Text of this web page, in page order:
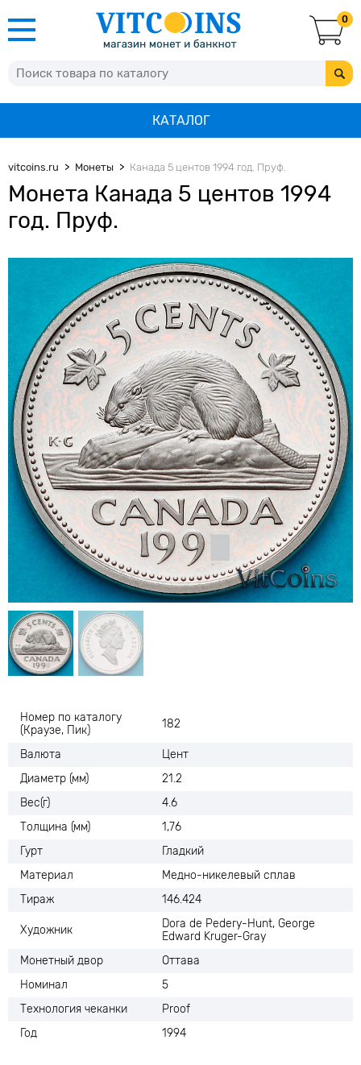
0
КАТАЛОГ
vitcoins.ru Монеты Канада 5 центов 1994 год. Пруф.
Монета Канада 5 центов 1994
год. Пруф.
Номер по каталогу
(Краузе, Пик)
182
Валюта
Цент
Диаметр (мм)
21.2
Вес(г)
4.6
Толщина (мм)
1,76
Гурт
Гладкий
Материал
Медно-никелевый сплав
Тираж
146.424
Художник
Dora de Pedery-Hunt, George
Edward Kruger-Gray
Монетный двор
Оттава
Номинал
5
Технология чеканки
Proof
Год
1994